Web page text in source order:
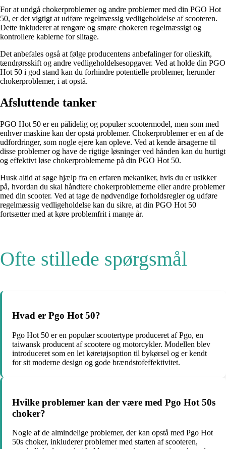
For at undgå chokerproblemer og andre problemer med din PGO Hot
50, er det vigtigt at udføre regelmæssig vedligeholdelse af scooteren.
Dette inkluderer at rengøre og smøre chokeren regelmæssigt og
kontrollere kablerne for slitage.
Det anbefales også at følge producentens anbefalinger for olieskift,
tændrørsskift og andre vedligeholdelsesopgaver. Ved at holde din PGO
Hot 50 i god stand kan du forhindre potentielle problemer, herunder
chokerproblemer, i at opstå.
Afsluttende tanker
PGO Hot 50 er en pålidelig og populær scootermodel, men som med
enhver maskine kan der opstå problemer. Chokerproblemer er en af de
udfordringer, som nogle ejere kan opleve. Ved at kende årsagerne til
disse problemer og have de rigtige løsninger ved hånden kan du hurtigt
og effektivt løse chokerproblemerne på din PGO Hot 50.
Husk altid at søge hjælp fra en erfaren mekaniker, hvis du er usikker
på, hvordan du skal håndtere chokerproblemerne eller andre problemer
med din scooter. Ved at tage de nødvendige forholdsregler og udføre
regelmæssig vedligeholdelse kan du sikre, at din PGO Hot 50
fortsætter med at køre problemfrit i mange år.
Ofte stillede spørgsmål
Hvad er Pgo Hot 50?
Pgo Hot 50 er en populær scootertype produceret af Pgo, en
taiwansk producent af scootere og motorcykler. Modellen blev
introduceret som en let køretøjsoption til bykørsel og er kendt
for sit moderne design og gode brændstofeffektivitet.
Hvilke problemer kan der være med Pgo Hot 50s
choker?
Nogle af de almindelige problemer, der kan opstå med Pgo Hot
50s choker, inkluderer problemer med starten af ​​scooteren,